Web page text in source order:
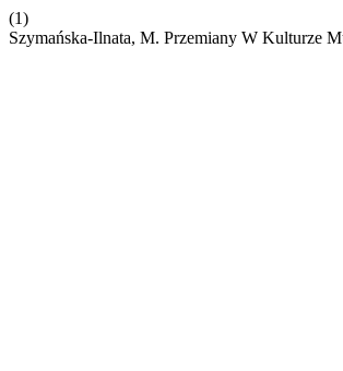
(1)
Szymańska-Ilnata, M. Przemiany W Kulturze